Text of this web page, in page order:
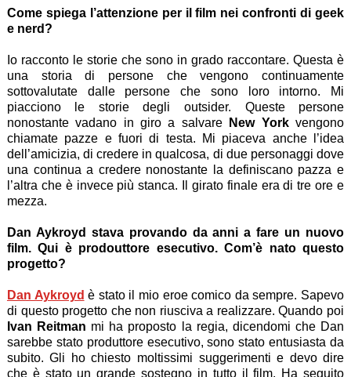
Come spiega l’attenzione per il film nei confronti di geek
e nerd?
Io racconto le storie che sono in grado raccontare. Questa è
una storia di persone che vengono continuamente
sottovalutate dalle persone che sono loro intorno. Mi
piacciono le storie degli outsider. Queste persone
nonostante vadano in giro a salvare
New Yorkvengono
chiamate pazze e fuori di testa. Mi piaceva anche l’idea
dell’amicizia, di credere in qualcosa, di due personaggi dove
una continua a credere nonostante la definiscano pazza e
l’altra che è invece più stanca. Il girato finale era di tre ore e
mezza.
Dan Aykroyd stava provando da anni a fare un nuovo
film. Qui è prodouttore esecutivo. Com’è nato questo
progetto?
Dan Aykroyd è stato il mio eroe comico da sempre. Sapevo
di questo progetto che non riusciva a realizzare. Quando poi
Ivan Reitman mi ha proposto la regia, dicendomi che Dan
sarebbe stato produttore esecutivo, sono stato entusiasta da
subito. Gli ho chiesto moltissimi suggerimenti e devo dire
che è stato un grande sostegno in tutto il film. Ha seguito